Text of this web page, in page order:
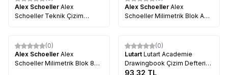
Alex Schoeller Alex
Schoeller Teknik Çizim
Alex Schoeller Alex
Schoeller Milimetrik Blok A3
(0)
Alex Schoeller Alex
Schoeller Milimetrik Blok 80
(0)
Lutart Lutart Academie
Drawingbook Çizim Defteri
18x26cm LA-6813 90 Yaprak
93,32 TL